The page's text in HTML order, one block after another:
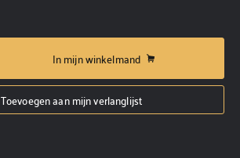
In mijn winkelmand
Toevoegen aan mijn verlanglijst